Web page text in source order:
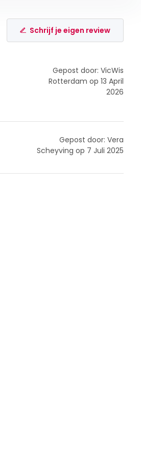
Schrijf je eigen review
Gepost door: VicWis
Rotterdam op 13 April
2026
Gepost door: Vera
Scheyving op 7 Juli 2025